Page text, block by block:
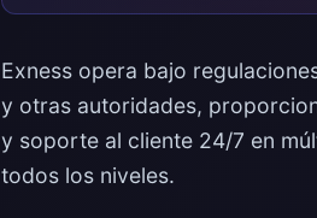
Exness opera bajo
y otras autoridades,
y soporte al cliente 24/7 en
todos los niveles.